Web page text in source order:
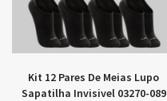
Kit 12 Pares De Meias Lupo
Sapatilha Invisivel 03270-089